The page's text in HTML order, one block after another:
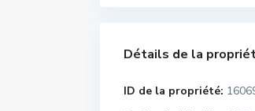
Détails de la
ID de la propriété: